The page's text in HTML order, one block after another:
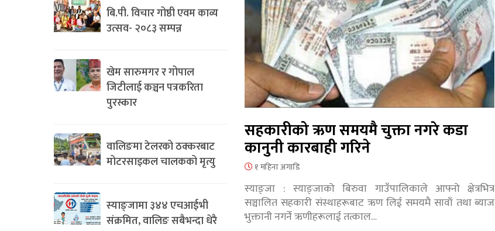
बि.पी. विचार गोष्ठी एवम काव्य
उत्सव- २०८३ सम्पन्न
खेम सारुमगर र गोपाल
जिटीलाई कञ्चन पत्रकरिता
पुरस्कार
वालिङमा टेलरको ठक्करबाट
मोटरसाइकल चालकको मृत्यु
स्याङ्जामा ३४४ एचआईभी
संक्रमित, वालिङ सबैभन्दा धेरै
सहकारीको ऋण समयमै चुक्ता नगरे कडा
कानुनी कारबाही गरिने
१ महिना अगाडि
स्याङ्जा : स्याङ्जाको बिरुवा गाउँपालिकाले आफ्नो क्षेत्रभित्र
सञ्चालित सहकारी संस्थाहरूबाट ऋण लिई समयमै सावाँ तथा ब्याज
भुक्तानी नगर्ने ऋणीहरूलाई तत्काल…